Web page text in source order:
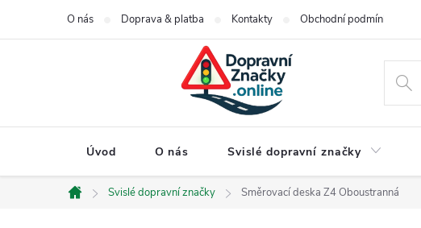
O nás Doprava & platba Kontakty Obchodní podmínky
Úvod O nás Svislé dopravní značky
Domů
Svislé dopravní značky Směrovací deska Z4 Oboustranná